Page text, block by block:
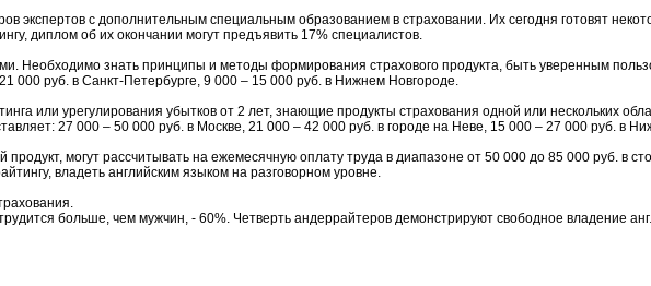
экспертов с дополнительным специальным образованием в страховании. Их сегодня готовят
диплом об их окончании могут предъявить 17% специалистов.
знать принципы и методы формирования страхового продукта, быть уверенным
000 руб. в Санкт-Петербурге, 9 000 – 15 000 руб. в Нижнем Новгороде.
или урегулирования убытков от 2 лет, знающие продукты страхования одной или нескольких
27 000 – 50 000 руб. в Москве, 21 000 – 42 000 руб. в городе на Неве, 15 000 – 27 000 руб. в
могут рассчитывать на ежемесячную оплату труда в диапазоне от 50 000 до 85 000 руб. в
владеть английским языком на разговорном уровне.
больше, чем мужчин, - 60%. Четверть андеррайтеров демонстрируют свободное владение